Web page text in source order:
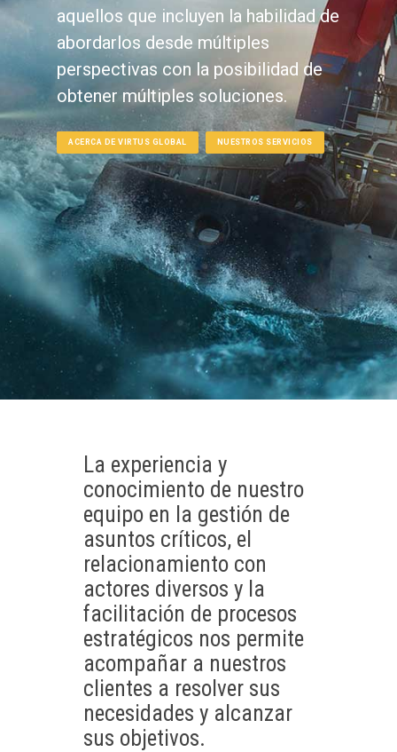
aquellos que incluyen la habilidad de
abordarlos desde múltiples
perspectivas con la posibilidad de
obtener múltiples soluciones.
ACERCA DE VIRTUS GLOBAL NUESTROS SERVICIOS
La experiencia y
conocimiento de nuestro
equipo en la gestión de
asuntos críticos, el
relacionamiento con
actores diversos y la
facilitación de procesos
estratégicos nos permite
acompañar a nuestros
clientes a resolver sus
necesidades y alcanzar
sus objetivos.